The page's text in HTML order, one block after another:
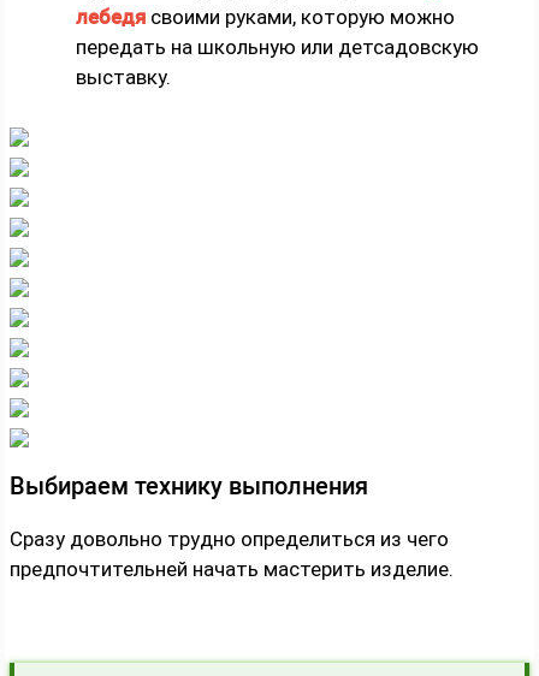
лебедя своими руками, которую можно
передать на школьную или детсадовскую
выставку.
Выбираем технику выполнения
Сразу довольно трудно определиться из чего
предпочтительней начать мастерить изделие.